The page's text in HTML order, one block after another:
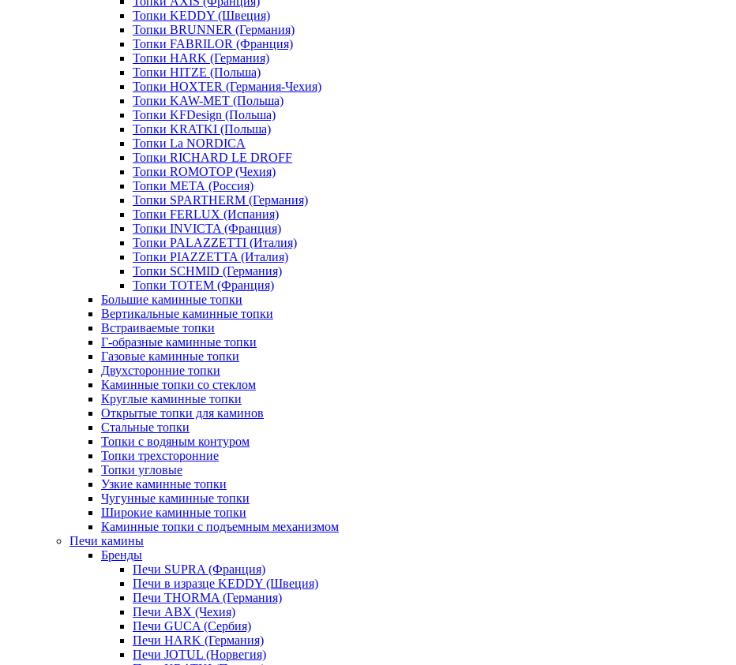
Топки KEDDY (Швеция)
Топки BRUNNER (Германия)
Топки FABRILOR (Франция)
Топки HARK (Германия)
Топки HITZE (Польша)
Топки HOXTER (Германия-Чехия)
Топки KAW-MET (Польша)
Топки KFDesign (Польша)
Топки KRATKI (Польша)
Топки La NORDICA
Топки RICHARD LE DROFF
Топки ROMOTOP (Чехия)
Топки МЕТА (Россия)
Топки SPARTHERM (Германия)
Топки FERLUX (Испания)
Топки INVICTA (Франция)
Топки PALAZZETTI (Италия)
Топки PIAZZETTA (Италия)
Топки SCHMID (Германия)
Топки TOTEM (Франция)
Большие каминные топки
Вертикальные каминные топки
Встраиваемые топки
Г-образные каминные топки
Газовые каминные топки
Двухсторонние топки
Каминные топки со стеклом
Круглые каминные топки
Открытые топки для каминов
Стальные топки
Топки с водяным контуром
Топки трехсторонние
Топки угловые
Узкие каминные топки
Чугунные каминные топки
Широкие каминные топки
Каминные топки с подъемным механизмом
Печи камины
Бренды
Печи SUPRA (Франция)
Печи в изразце KEDDY (Швеция)
Печи THORMA (Германия)
Печи ABX (Чехия)
Печи GUCA (Сербия)
Печи HARK (Германия)
Печи JOTUL (Норвегия)